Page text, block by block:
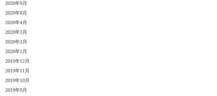
2020年9月
2020年8月
2020年4月
2020年3月
2020年2月
2020年1月
2019年12月
2019年11月
2019年10月
2019年9月